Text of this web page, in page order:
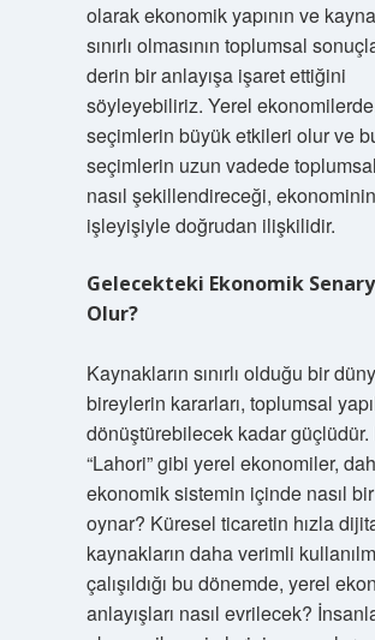
olarak ekonomik yapının ve
sınırlı olmasının toplumsal
derin bir anlayışa işaret ettiğini
söyleyebiliriz. Yerel
seçimlerin büyük etkileri olur ve
seçimlerin uzun vadede
nasıl şekillendireceği, ekonominin
işleyişiyle doğrudan ilişkilidir.
Gelecekteki Ekonomik
Olur?
Kaynakların sınırlı olduğu bir
bireylerin kararları, toplumsal
dönüştürebilecek kadar güçlüdür.
“Lahori” gibi yerel ekonomiler,
ekonomik sistemin içinde nasıl
oynar? Küresel ticaretin hızla
kaynakların daha verimli
çalışıldığı bu dönemde, yerel
anlayışları nasıl evrilecek?